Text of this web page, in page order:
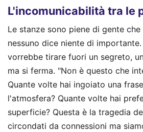
L'incomunicabilità tra le
Le stanze sono piene di gente che
nessuno dice niente di
vorrebbe tirare fuori un segreto,
ma si ferma. "Non è questo che
Quante volte hai ingoiato una
l'atmosfera? Quante volte hai
superficie? Questa è la tragedia
circondati da connessioni ma